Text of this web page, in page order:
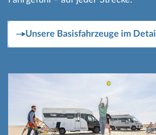
Unsere Basisfahrzeuge im Detail